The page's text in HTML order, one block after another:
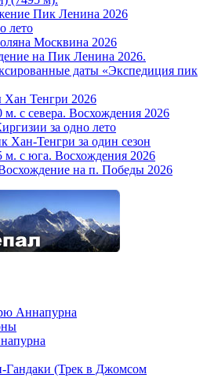
Пик Ленина 2026
лето
Москвина 2026
на Пик Ленина 2026.
даты «Экспедиция пик
Хан Тенгри 2026
с севера. Восхождения 2026
за одно лето
Тенгри за один сезон
м. c юга. Восхождения 2026
на п. Победы 2026
Аннапурна
Гандаки (Трек в Джомсом